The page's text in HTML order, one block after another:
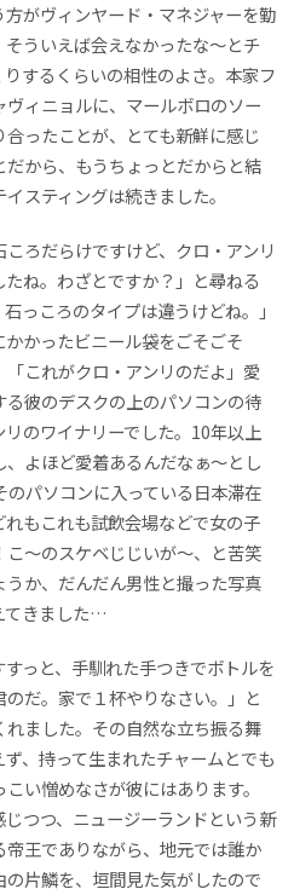
がヴィンヤード・マネジャーを勤
ういえば会えなかったな～とチ
するくらいの相性のよさ。本家フ
ィニョルに、マールボロのソー
ったことが、とても新鮮に感じ
から、もうちょっとだからと結
スティングは続きました。
ころだらけですけど、クロ・アンリ
ね。わざとですか？」と尋ねる
っころのタイプは違うけどね。」
かったビニール袋をごそごそ
これがクロ・アンリのだよ」愛
彼のデスクの上のパソコンの待
のワイナリーでした。10年以上
よほど愛着あるんだなぁ～とし
パソコンに入っている日本滞在
もこれも試飲会場などで女の子
～のスケベじじいが～、と苦笑
か、だんだん男性と撮った写真
てきました…
っと、手馴れた手つきでボトルを
だ。家で１杯やりなさい。」と
ました。その自然な立ち振る舞
、持って生まれたチャームとでも
い憎めなさが彼にはあります。
つつ、ニュージーランドという新
王でありながら、地元では誰か
片鱗を、垣間見た気がしたので